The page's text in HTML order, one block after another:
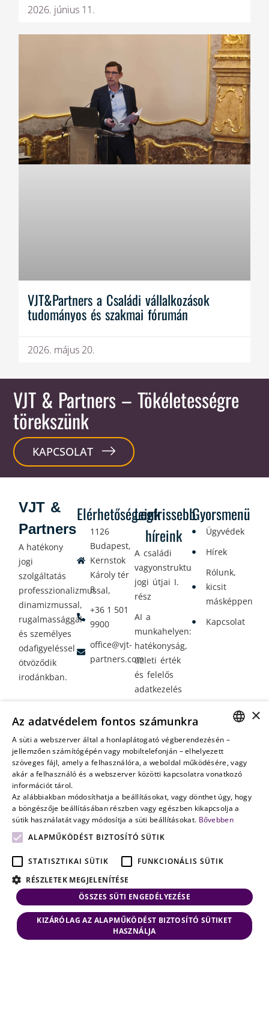
2026. június 11.
VJT&Partners a Családi vállalkozások
tudományos és szakmai fórumán
2026. május 20.
VJT & Partners – Tökéletességre
törekszünk
KAPCSOLAT
Elérhetőségeink
1126
Budapest,
Kernstok
Károly tér
8.
+36 1 501
9900
office@vjt-
partners.com
Legfrissebb
híreink
A családi
vagyonstrukturálás
jogi útjai I.
rész
AI a
munkahelyen:
hatékonyság,
üzleti érték
és felelős
adatkezelés
amikor a jövő
nem a
véletlenen
múlik
Gyorsmenü
Ügyvédek
Hírek
Rólunk,
kicsit
másképpen
Kapcsolat
VJT &
Partners
A hatékony
jogi
szolgáltatás
professzionalizmussal,
dinamizmussal,
rugalmassággal
és személyes
odafigyeléssel
ötvöződik
irodánkban.
HUNGARIAN
ENGLISH
×
Az adatvédelem fontos számunkra
A süti a webszerver által a honlaplátogató végberendezésén –
jellemzően számítógépén vagy mobiltelefonján – elhelyezett
szöveges fájl, amely a felhasználóra, a weboldal működésére, vagy
akár a felhasználó és a webszerver közötti kapcsolatra vonatkozó
információt tárol.
Az alábbiakban módosíthatja a beállításokat, vagy dönthet úgy, hogy
a böngészője beállításában részben vagy egészben kikapcsolja a
sütik használatát vagy módosítja a süti beállításokat. Bővebben
ALAPMŰKÖDÉST BIZTOSÍTÓ SÜTIK
STATISZTIKAI SÜTIK
FUNKCIONÁLIS SÜTIK
RÉSZLETEK MEGJELENÍTÉSE
ÖSSZES SÜTI ENGEDÉLYEZÉSE
KIZÁRÓLAG AZ ALAPMŰKÖDÉST BIZTOSÍTÓ SÜTIKET
HASZNÁLJA